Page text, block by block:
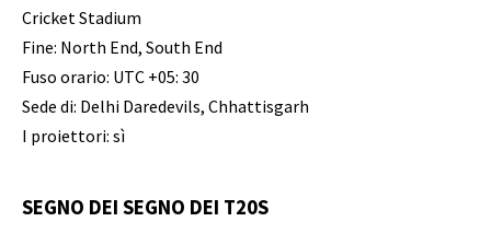
Cricket Stadium
Fine: North End, South End
Fuso orario: UTC +05: 30
Sede di: Delhi Daredevils, Chhattisgarh
I proiettori: sì
SEGNO DEI SEGNO DEI T20S